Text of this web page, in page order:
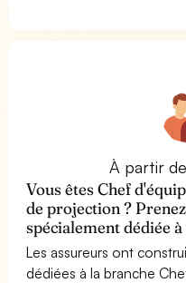
À partir
Vous êtes Chef
de projection ?
spécialement dédiée
Les assureurs ont
dédiées à la branche